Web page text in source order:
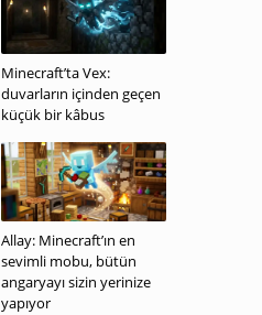
Minecraft’ta Vex:
duvarların içinden geçen
küçük bir kâbus
Allay: Minecraft’ın en
sevimli mobu, bütün
angaryayı sizin yerinize
yapıyor